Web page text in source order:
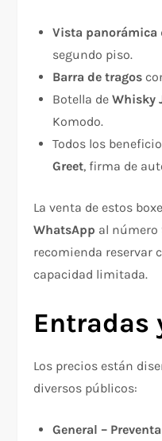
Vista panorámica
segundo piso.
Barra de tragos
Botella deWhisky
Komodo.
Todos los
Greet, firma de
La venta de estos
WhatsApp al número
recomienda reservar
capacidad limitada.
Entradas
Los precios están
diversos públicos:
General – Preventa